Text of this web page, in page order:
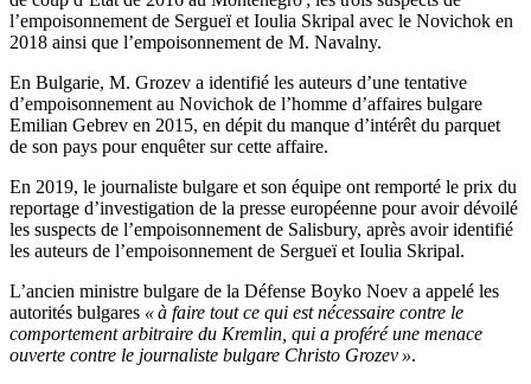
l’empoisonnement de Sergueï et Ioulia Skripal avec le Novichok en
2018 ainsi que l’empoisonnement de M. Navalny.
En Bulgarie, M. Grozev a identifié les auteurs d’une tentative
d’empoisonnement au Novichok de l’homme d’affaires bulgare
Emilian Gebrev en 2015, en dépit du manque d’intérêt du parquet
de son pays pour enquêter sur cette affaire.
En 2019, le journaliste bulgare et son équipe ont remporté le prix du
reportage d’investigation de la presse européenne pour avoir dévoilé
les suspects de l’empoisonnement de Salisbury, après avoir identifié
les auteurs de l’empoisonnement de Sergueï et Ioulia Skripal.
L’ancien ministre bulgare de la Défense Boyko Noev a appelé les
autorités bulgares « à faire tout ce qui est nécessaire contre le
comportement arbitraire du Kremlin, qui a proféré une menace
ouverte contre le journaliste bulgare Christo Grozev ».